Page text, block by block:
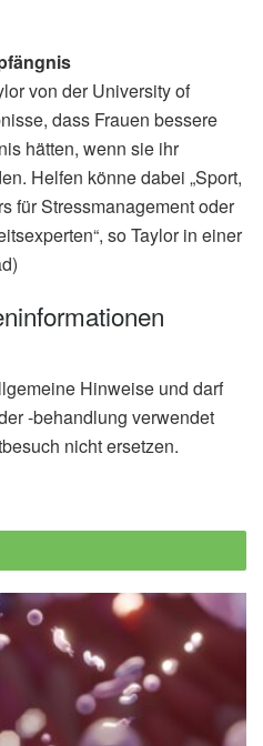
von der University of
dass Frauen bessere
hätten, wenn sie ihr
Helfen könne dabei „Sport,
für Stressmanagement oder
so Taylor in einer
Hinweise und darf
-behandlung verwendet
nicht ersetzen.